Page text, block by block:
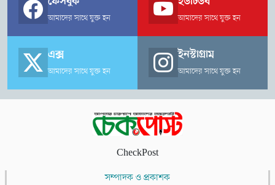
আমাদের সাথে যুক্ত হন আমাদের সাথে যুক্ত হন
এক্স
আমাদের সাথে যুক্ত হন
ইনস্টাগ্রাম
আমাদের সাথে যুক্ত হন
CheckPost
সম্পাদক ও প্রকাশক